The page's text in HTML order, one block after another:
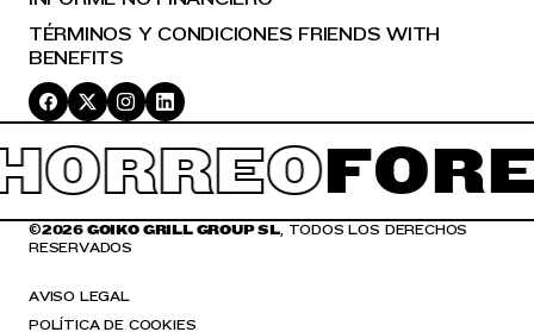
TÉRMINOS Y CONDICIONES FRIENDS WITH
BENEFITS
©2026 GOIKO GRILL GROUP SL, TODOS LOS DERECHOS
RESERVADOS
AVISO LEGAL
POLÍTICA DE COOKIES